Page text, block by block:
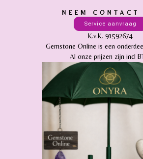
NEEM CONTACT
Service aanvraag
K.v.K. 91592674
Gemstone Online is een
Al onze prijzen zijn incl